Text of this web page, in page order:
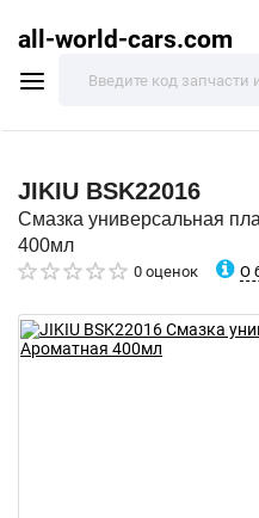
all-world-cars.com
JIKIU BSK22016
Смазка универсальная
400мл
0 оценок О